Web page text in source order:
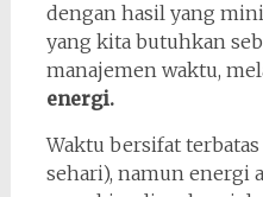
dengan hasil yang
yang kita butuhkan
manajemen waktu,
energi.
Waktu bersifat
sehari), namun energi